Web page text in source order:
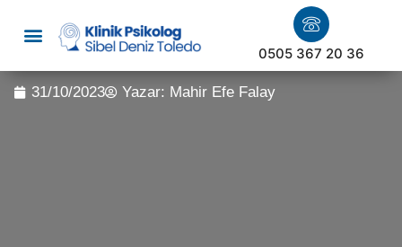
0505 367 20 36
31/10/2023 Yazar: Mahir Efe Falay